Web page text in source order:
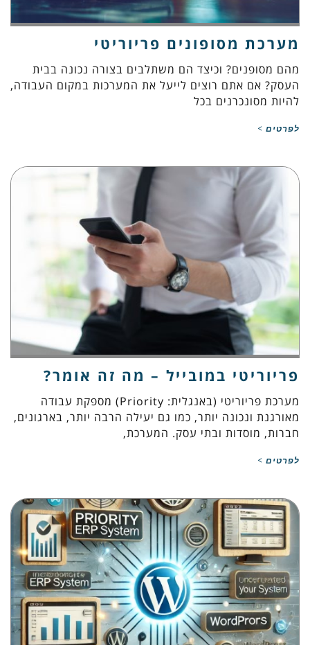
מערכת מסופונים פריוריטי
מהם מסופנים? וכיצד הם משתלבים בצורה נכונה בבית
העסק? אם אתם רוצים לייעל את המערכות במקום העבודה,
להיות מסונכרנים בכל
לפרטים >
פריוריטי במובייל – מה זה אומר?
מערכת פריוריטי (באנגלית: Priority) מספקת עבודה
מאורגנת ונכונה יותר, כמו גם יעילה הרבה יותר, בארגונים,
חברות, מוסדות ובתי עסק. המערכת,
לפרטים >